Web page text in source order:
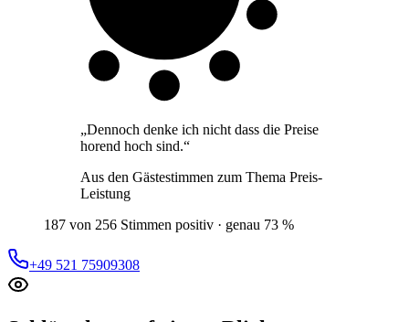
„Dennoch denke ich nicht dass die Preise
horend hoch sind.“
Aus den Gästestimmen zum Thema Preis-
Leistung
187 von 256 Stimmen positiv · genau 73 %
+49 521 75909308